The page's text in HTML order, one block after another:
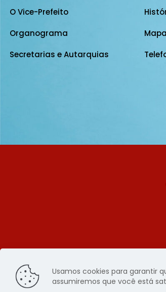
O Vice-Prefeito
Organograma
Secretarias e Autarquias
Usamos cookies para garantir
assumiremos que você está